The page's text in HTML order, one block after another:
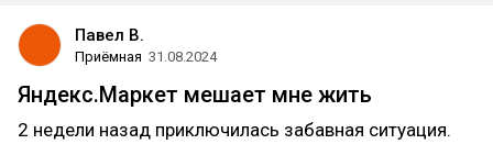
Павел В.
Приёмная 31.08.2024
Яндекс.Маркет мешает мне жить
2 недели назад приключилась забавная ситуация.